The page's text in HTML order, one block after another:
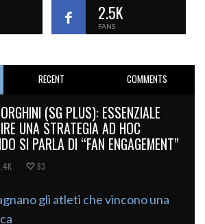
2.5K
FANS
RECENT COMMENTS
(SG PLUS): ESSENZIALE
UNA STRATEGIA AD HOC
SI PARLA DI “FAN ENGAGEMENT”
83